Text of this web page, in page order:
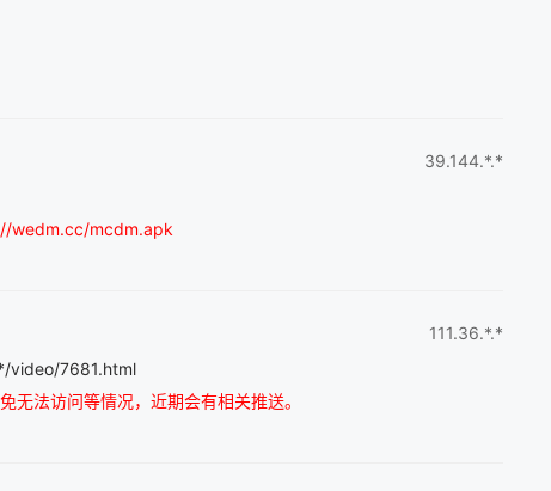
wedm.cc/mcdm.apk
39.144.*.*
video/7681.html
法访问等情况，近期会有相关推送。
111.36.*.*